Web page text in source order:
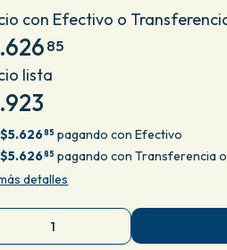
con Efectivo o
85
lista
$5.62685 pagando con Efectivo
$5.62685 pagando con Transferencia
detalles